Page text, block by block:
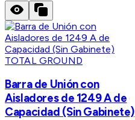
TOTAL GROUND
Barra de Unión con
Aisladores de 1249 A de
Capacidad (Sin Gabinete)